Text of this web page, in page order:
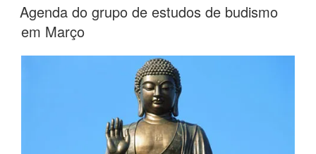
Agenda do grupo de estudos de budismo
em Março